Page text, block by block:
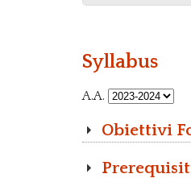
Syllabus
A.A.
Obiettivi